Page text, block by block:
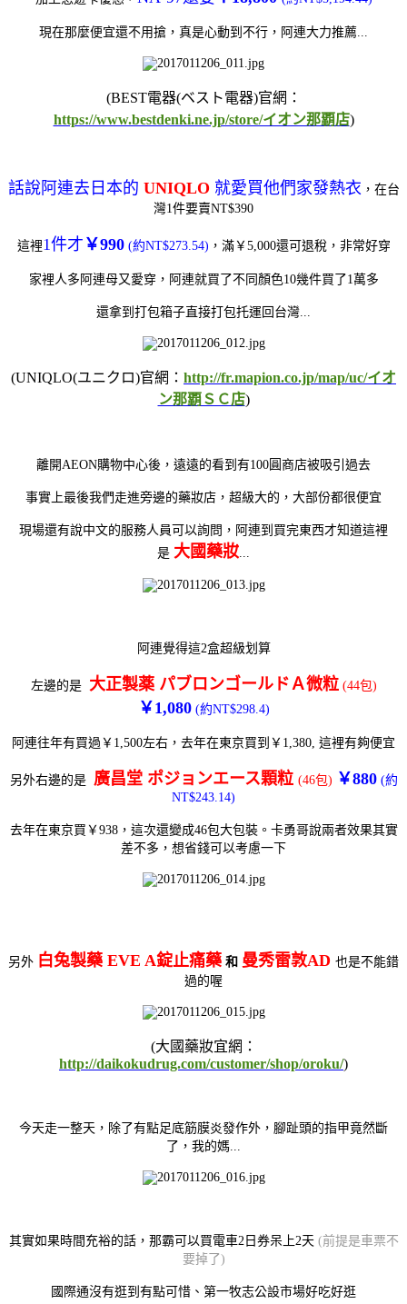
現在那麼便宜還不用搶，真是心動到不行，阿連大力推薦...
(BEST電器(ベスト電器)官網：
https://www.bestdenki.ne.jp/store/イオン那覇店)
話說阿連去日本的 UNIQLO 就愛買他們家發熱衣 ，在台
灣1件要賣NT$390
這裡1件才 ￥990 (約NT$273.54) ， 滿￥5,000還可退稅，非常好穿
家裡人多阿連母又愛穿，阿連就買了不同顏色10幾件買了1萬多
還拿到打包箱子直接打包托運回台灣...
(UNIQLO(ユニクロ)官網： http://fr.mapion.co.jp/map/uc/イオ
ン那覇ＳＣ店)
離開AEON購物中心後，遠遠的看到有100圓商店被吸引過去
事實上最後我們走進旁邊的藥妝店，超級大的，大部份都很便宜
現場還有說中文的服務人員可以詢問， 阿連到買完東西才知道這裡
是 大國藥妝
阿連覺得這2盒超級划算
左邊的是 大正製薬 パブロンゴールドＡ微粒 (44包)
￥1,080(約NT$298.4)
阿連往年有買過￥1,500左右，去年在東京買到￥1,380, 這裡有夠便宜
另外右邊的是 廣昌堂 ポジョンエース顆粒 (46包) ￥880(約
NT$243.14)
去年在東京買￥938，這次還變成46包大包裝。卡勇哥說兩者效果其實
差不多，想省錢可以考慮一下
另外 白兔製藥 EVE A錠止痛藥 和 曼秀雷敦AD 也是不能錯
過的喔
(大國藥妝宜網：
http://daikokudrug.com/customer/shop/oroku/)
今天走一整天，除了有點足底筋膜炎發作外，腳趾頭的指甲竟然斷
了，我的媽...
其實如果時間充裕的話，那霸可以買電車2日券呆上2天(前提是車票不
要掉了)
國際通沒有逛到有點可惜、第一牧志公設市場好吃好逛